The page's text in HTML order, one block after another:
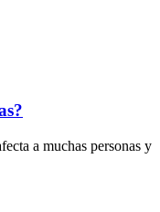
a muchas personas y